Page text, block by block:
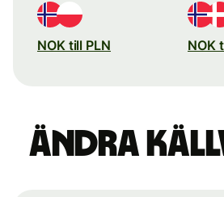
NOK till PLN NOK
Ändra